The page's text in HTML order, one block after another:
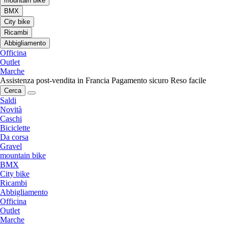
BMX
City bike
Ricambi
Abbigliamento
Officina
Outlet
Marche
Assistenza post-vendita in Francia Pagamento sicuro Reso facile
Cerca
Saldi
Novità
Caschi
Biciclette
Da corsa
Gravel
mountain bike
BMX
City bike
Ricambi
Abbigliamento
Officina
Outlet
Marche